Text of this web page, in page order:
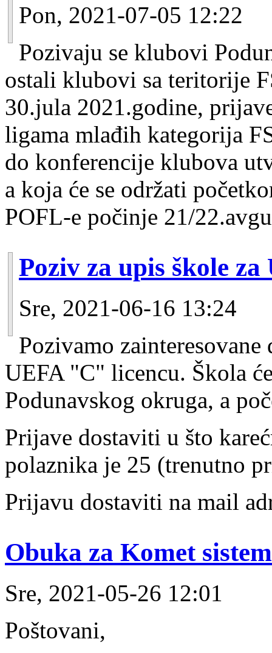
Pon, 2021-07-05 12:22
Pozivaju se klubovi
ostali klubovi sa teritorije
30.jula 2021.godine,
ligama mlađih kategorija
do konferencije klubova
a koja će se održati
POFL-e počinje 21/
Poziv za upis škole
Sre, 2021-06-16 13:24
Pozivamo zainteresovane
UEFA "C" licencu. Škola
Podunavskog okruga, a
Prijave dostaviti u što
polaznika je 25 (trenutno
Prijavu dostaviti na mail
Obuka za Komet sistem
Sre, 2021-05-26 12:01
Poštovani,